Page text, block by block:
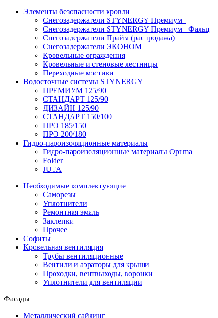
Элементы безопасности кровли
Снегозадержатели STYNERGY Премиум+
Снегозадержатели STYNERGY Премиум+ Фальц
Снегозадержатели Прайм (распродажа)
Снегозадержатели ЭКОНОМ
Кровельные ограждения
Кровельные и стеновые лестницы
Переходные мостики
Водосточные системы STYNERGY
ПРЕМИУМ 125/90
СТАНДАРТ 125/90
ДИЗАЙН 125/90
СТАНДАРТ 150/100
ПРО 185/150
ПРО 200/180
Гидро-пароизоляционные материалы
Гидро-пароизоляционные материалы Optima
Folder
JUTA
Необходимые комплектующие
Саморезы
Уплотнители
Ремонтная эмаль
Заклепки
Прочее
Софиты
Кровельная вентиляция
Трубы вентиляционные
Вентили и аэраторы для крыши
Проходки, вентвыходы, воронки
Уплотнители для вентиляции
Фасады
Металлический сайдинг